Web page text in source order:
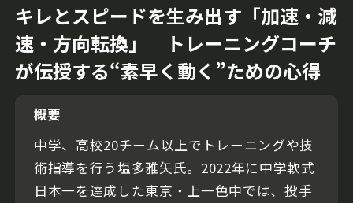
キレとスピードを生み出す「加速・減
速・方向転換」 トレーニングコーチ
が伝授する“素早く動く”ための心得
概要
中学、高校20チーム以上でトレーニングや技
術指導を行う塩多雅矢氏。2022年に中学軟式
日本一を達成した東京・上一色中では、投手